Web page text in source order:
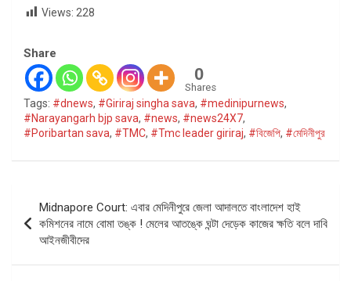
Views: 228
Share
0
Shares
Tags: #dnews, #Giriraj singha sava, #medinipurnews,
#Narayangarh bjp sava, #news, #news24X7,
#Poribartan sava, #TMC, #Tmc leader giriraj, #বিজেপি, #মেদিনীপুর
Post
navigation
Midnapore Court: এবার মেদিনীপুরে জেলা আদালতে বাংলাদেশ হাই
কমিশনের নামে বোমা তঙ্ক ! মেলের আতঙ্কে ঘন্টা দেড়েক কাজের ক্ষতি বলে দাবি
আইনজীবীদের